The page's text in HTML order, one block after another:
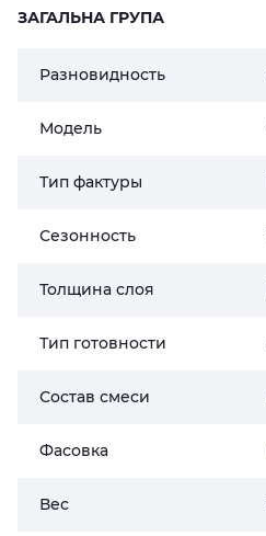
ЗАГАЛЬНА ГРУПА
Разновидность
Модель
Тип фактуры
Сезонность
Толщина слоя
Тип готовности
Состав смеси
Фасовка
Вес